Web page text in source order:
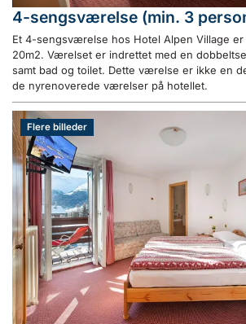
4-sengsværelse (min. 3
Et 4-sengsværelse hos Hotel Alpen Village er
20m2. Værelset er indrettet med en
samt bad og toilet. Dette værelse er ikke en
de nyrenoverede værelser på hotellet.
Flere billeder